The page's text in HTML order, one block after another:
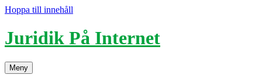
Hoppa till innehåll
Juridik På Internet
Meny